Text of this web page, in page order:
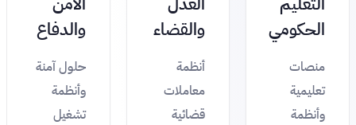
الحكومي
منصات
تعليمية
وأنظمة
والقضاء
أنظمة
معاملات
قضائية
والدفاع
حلول آمنة
وأنظمة
تشغيل